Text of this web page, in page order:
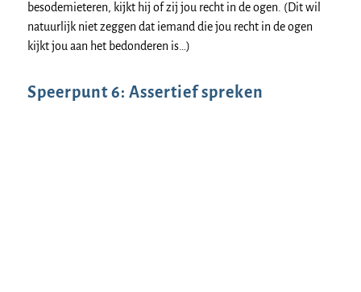
besodemieteren, kijkt hij of zij jou recht in de ogen. (Dit wil
natuurlijk niet zeggen dat iemand die jou recht in de ogen
kijkt jou aan het bedonderen is…)
Speerpunt 6: Assertief spreken